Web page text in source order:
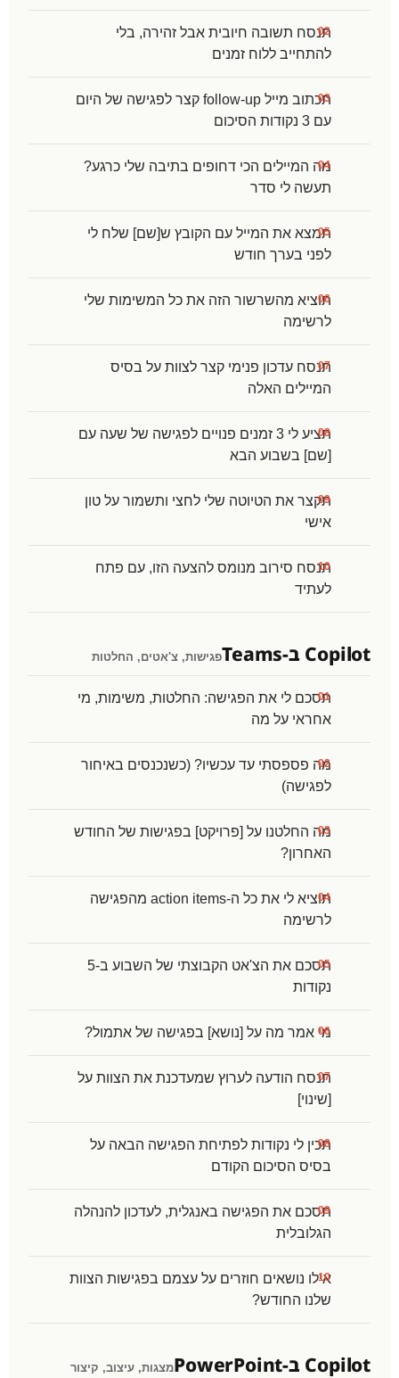
תנסח תשובה חיובית אבל זהירה, בלי
להתחייב ללוח זמנים
תכתוב מייל follow-up קצר לפגישה של היום
עם 3 נקודות הסיכום
מה המיילים הכי דחופים בתיבה שלי כרגע?
תעשה לי סדר
תמצא את המייל עם הקובץ ש[שם] שלח לי
לפני בערך חודש
תוציא מהשרשור הזה את כל המשימות שלי
לרשימה
תנסח עדכון פנימי קצר לצוות על בסיס
המיילים האלה
תציע לי 3 זמנים פנויים לפגישה של שעה עם
[שם] בשבוע הבא
תקצר את הטיוטה שלי לחצי ותשמור על טון
אישי
תנסח סירוב מנומס להצעה הזו, עם פתח
לעתיד
Copilot ב-Teams פגישות, צ'אטים, החלטות
תסכם לי את הפגישה: החלטות, משימות, מי
אחראי על מה
מה פספסתי עד עכשיו? (כשנכנסים באיחור
לפגישה)
מה החלטנו על [פרויקט] בפגישות של החודש
האחרון?
תוציא לי את כל ה-action items מהפגישה
לרשימה
תסכם את הצ'אט הקבוצתי של השבוע ב-5
נקודות
מי אמר מה על [נושא] בפגישה של אתמול?
תנסח הודעה לערוץ שמעדכנת את הצוות על
[שינוי]
תכין לי נקודות לפתיחת הפגישה הבאה על
בסיס הסיכום הקודם
תסכם את הפגישה באנגלית, לעדכון להנהלה
הגלובלית
אילו נושאים חוזרים על עצמם בפגישות הצוות
שלנו החודש?
Copilot ב-PowerPoint מצגות, עיצוב, קיצור